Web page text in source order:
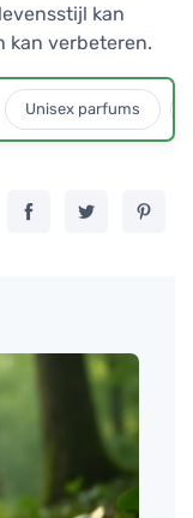
kan
kan verbeteren.
Unisex parfums